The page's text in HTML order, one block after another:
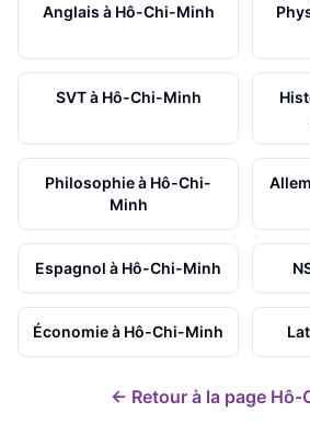
Anglais à Hô-Chi-Minh
SVTà Hô-Chi-Minh
Philosophieà Hô-Chi-
Minh
Espagnol à Hô-Chi-Minh
Économieà Hô-Chi-Minh
← Retour à la page Hô-